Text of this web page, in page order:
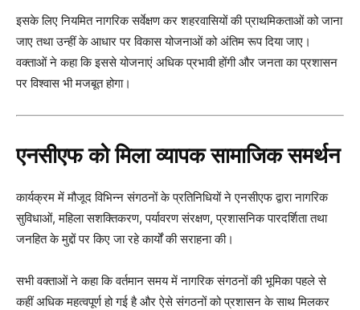
इसके लिए नियमित नागरिक सर्वेक्षण कर शहरवासियों की प्राथमिकताओं को जाना
जाए तथा उन्हीं के आधार पर विकास योजनाओं को अंतिम रूप दिया जाए।
वक्ताओं ने कहा कि इससे योजनाएं अधिक प्रभावी होंगी और जनता का प्रशासन
पर विश्वास भी मजबूत होगा।
एनसीएफ को मिला व्यापक सामाजिक समर्थन
कार्यक्रम में मौजूद विभिन्न संगठनों के प्रतिनिधियों ने एनसीएफ द्वारा नागरिक
सुविधाओं, महिला सशक्तिकरण, पर्यावरण संरक्षण, प्रशासनिक पारदर्शिता तथा
जनहित के मुद्दों पर किए जा रहे कार्यों की सराहना की।
सभी वक्ताओं ने कहा कि वर्तमान समय में नागरिक संगठनों की भूमिका पहले से
कहीं अधिक महत्वपूर्ण हो गई है और ऐसे संगठनों को प्रशासन के साथ मिलकर